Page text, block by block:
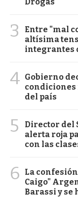
3
Entre "mal
altísima
integrantes
4 Gobierno
condiciones
del país
5
Director del
alerta roja
con las
6
La
Caigo"
Barassi y se